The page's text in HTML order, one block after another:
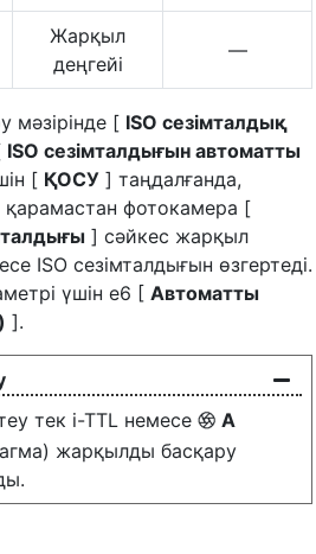
Жарқыл
деңгейі
—
мәзірінде [ ISO сезімталдық
ISO сезімталдығын автоматты
[ ҚОСУ ] таңдалғанда,
қарамастан фотокамера [
] сәйкес жарқыл
ISO сезімталдығын өзгертеді.
үшін e6 [ Автоматты
].
тек i-TTL немесе q A
жарқылды басқару